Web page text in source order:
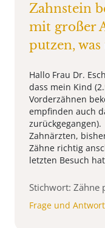
Zahnstein
mit großer
putzen, was
Hallo Frau Dr.
dass mein Kind
Vorderzähnen
empfinden auch
Zahnärzten,
Zähne richtig
letzten Besuch
Stichwort: Zähne
Frage und